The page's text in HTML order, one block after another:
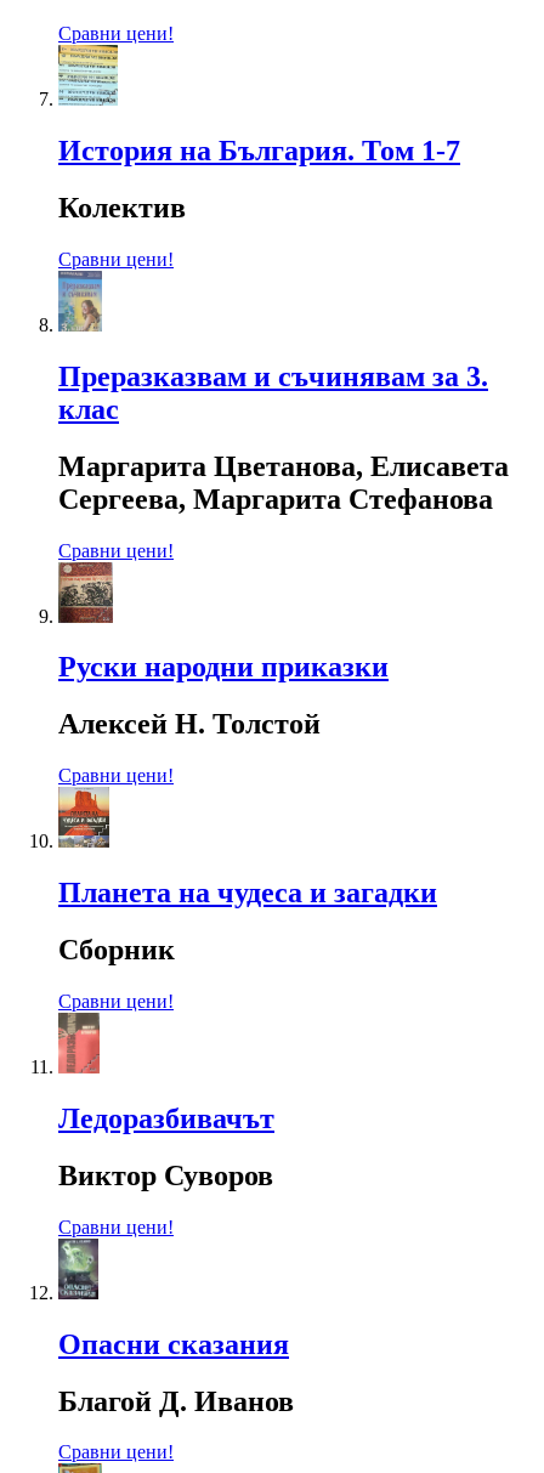
Сравни цени!
История на България. Том 1-7
Колектив
Сравни цени!
Преразказвам и съчинявам за 3.
клас
Маргарита Цветанова, Елисавета
Сергеева, Маргарита Стефанова
Сравни цени!
Руски народни приказки
Алексей Н. Толстой
Сравни цени!
Планета на чудеса и загадки
Сборник
Сравни цени!
Ледоразбивачът
Виктор Суворов
Сравни цени!
Опасни сказания
Благой Д. Иванов
Сравни цени!